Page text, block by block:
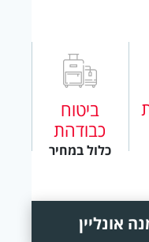
ביטוח
כבודהת
כלול במחיר
אונליין